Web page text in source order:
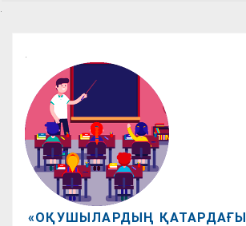
.
.
«ОҚУШЫЛАРДЫҢ ҚАТАРДАҒЫ